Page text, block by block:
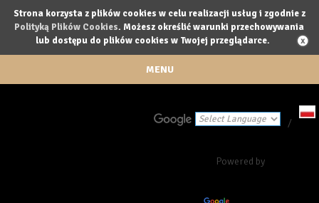
Strona korzysta z plików cookies w celu realizacji usług i zgodnie z
Polityką Plików Cookies. Możesz określić warunki przechowywania
lub dostępu do plików cookies w Twojej przeglądarce.
MENU
Powered by
/